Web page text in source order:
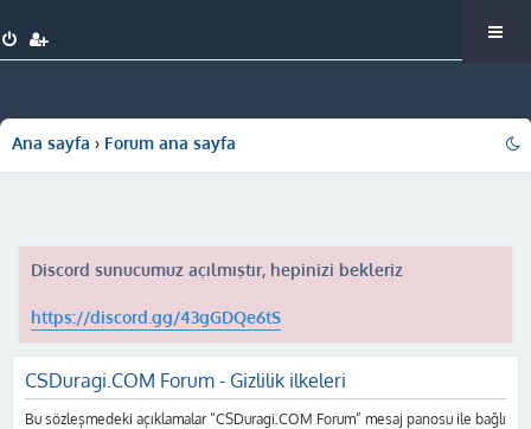
Ana sayfa Forum ana sayfa
Discord sunucumuz açılmıştır, hepinizi bekleriz
https://discord.gg/43gGDQe6tS
CSDuragi.COM Forum - Gizlilik ilkeleri
Bu sözleşmedeki açıklamalar “CSDuragi.COM Forum” mesaj panosu ile bağlı